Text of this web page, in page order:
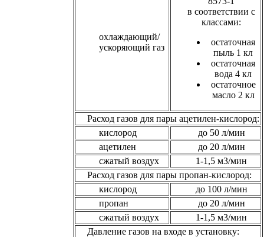
охлаждающий/
ускоряющий газ
в соответствии с
классами:
остаточная
пыль 1 кл
остаточная
вода 4 кл
остаточное
масло 2 кл
Расход газов для пары ацетилен-кислород:
кислород
до 50 л/мин
ацетилен
до 20 л/мин
сжатый воздух
1-1,5 м3/мин
Расход газов для пары пропан-кислород:
кислород
до 100 л/мин
пропан
до 20 л/мин
сжатый воздух
1-1,5 м3/мин
Давление газов на входе в установку: